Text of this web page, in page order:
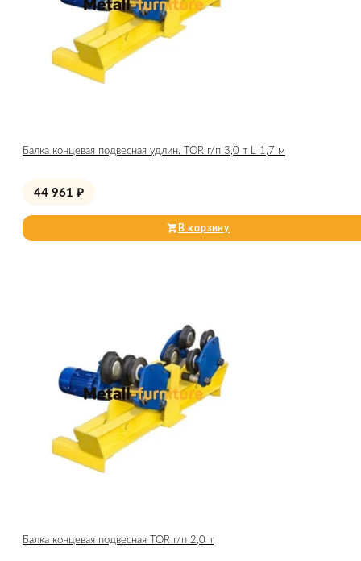
Балка концевая подвесная удлин. TOR г/п 3,0 т L 1,7 м
44 961 ₽
В корзину
Балка концевая подвесная TOR г/п 2,0 т